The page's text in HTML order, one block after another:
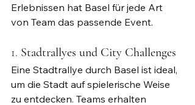
Erlebnissen hat Basel für jede Art
von Team das passende Event.
1. Stadtrallyes und City Challenges
Eine Stadtrallye durch Basel ist ideal,
um die Stadt auf spielerische Weise
zu entdecken. Teams erhalten